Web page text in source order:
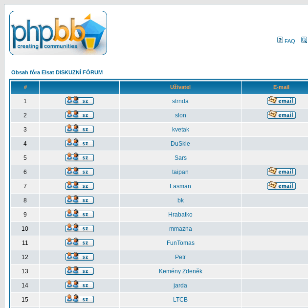
FAQ
Obsah fóra Elsat DISKUZNÍ FÓRUM
# Uživatel E-mail
1 strnda
2 slon
3 kvetak
4 DuSkie
5 Sars
6 taipan
7 Lasman
8 bk
9 Hrabatko
10 mmazna
11 FunTomas
12 Petr
13 Kemény Zdeněk
14 jarda
15 LTCB